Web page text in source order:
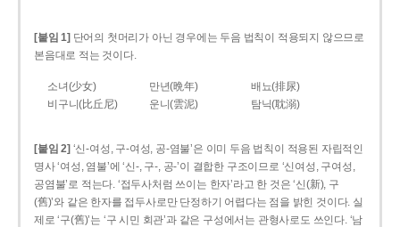
[붙임 1] 단어의 첫머리가 아닌 경우에는 두음 법칙이 적용되지 않으므로
본음대로 적는 것이다.
소녀(少女) 만년(晩年)
배뇨(排尿)
비구니(比丘尼)
운니(雲泥) 탐닉(耽溺)
[붙임 2] ‘신-여성, 구-여성, 공-염불’은 이미 두음 법칙이 적용된 자립적인
명사 ‘여성, 염불’에 ‘신-, 구-, 공-’이 결합한 구조이므로 ‘신여성, 구여성,
공염불’로 적는다. ‘접두사처럼 쓰이는 한자’라고 한 것은 ‘신(新), 구
(舊)’와 같은 한자를 접두사로만 단정하기 어렵다는 점을 밝힌 것이다. 실
제로 ‘구(舊)’는 ‘구 시민 회관’과 같은 구성에서는 관형사로도 쓰인다. ‘남